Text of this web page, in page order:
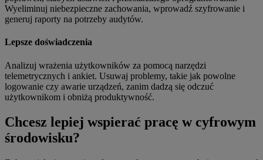
Wyeliminuj niebezpieczne zachowania, wprowadź szyfrowanie i
generuj raporty na potrzeby audytów.
Lepsze doświadczenia
Analizuj wrażenia użytkowników za pomocą narzędzi
telemetrycznych i ankiet. Usuwaj problemy, takie jak powolne
logowanie czy awarie urządzeń, zanim dadzą się odczuć
użytkownikom i obniżą produktywność.
Chcesz lepiej wspierać pracę w cyfrowym
środowisku?